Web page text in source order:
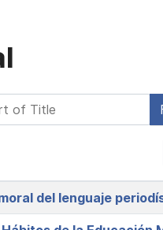
of Title
del lenguaje